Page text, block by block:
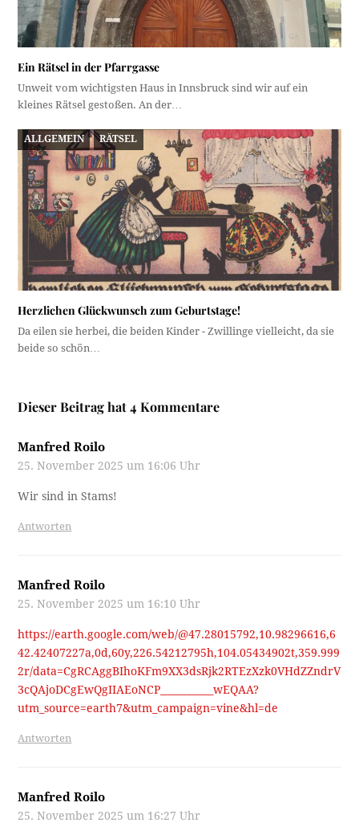
Ein Rätsel in der Pfarrgasse
Unweit vom wichtigsten Haus in Innsbruck sind wir auf ein
kleines Rätsel gestoßen. An der…
ALLGEMEIN RÄTSEL
Herzlichen Glückwunsch zum Geburtstage!
Da eilen sie herbei, die beiden Kinder - Zwillinge vielleicht, da sie
beide so schön…
Dieser Beitrag hat 4 Kommentare
Manfred Roilo
25. November 2025 um 16:06 Uhr
Wir sind in Stams!
Antworten
Manfred Roilo
25. November 2025 um 16:10 Uhr
https://earth.google.com/web/@47.28015792,10.98296616,6
42.42407227a,0d,60y,226.54212795h,104.05434902t,359.999
2r/data=CgRCAggBIhoKFm9XX3dsRjk2RTEzXzk0VHdZZndrV
3cQAjoDCgEwQgIIAEoNCP___________wEQAA?
utm_source=earth7&utm_campaign=vine&hl=de
Antworten
Manfred Roilo
25. November 2025 um 16:27 Uhr